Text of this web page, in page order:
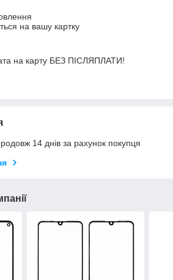
на вашу картку
на карту БЕЗ ПІСЛЯПЛАТИ!
14 днів за рахунок покупця